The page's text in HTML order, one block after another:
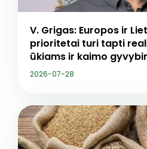
V. Grigas: Europos ir
prioritetai turi tapti
ūkiams ir kaimo
2026-07-28